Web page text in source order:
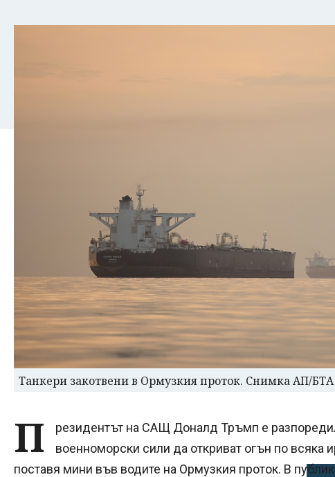
Танкери закотвени в Ормузкия проток. Снимка АП/БТА
П
резидентът на САЩ Доналд Тръмп е
военноморски сили да откриват огън по всяка
поставя мини във водите на Ормузкия проток. В